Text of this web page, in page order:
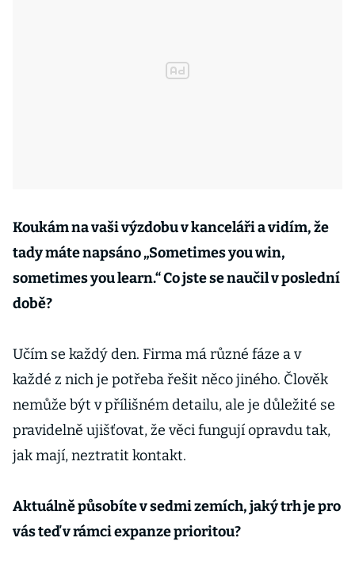
Koukám na vaši výzdobu v kanceláři a vidím, že
tady máte napsáno „Sometimes you win,
sometimes you learn.“ Co jste se naučil v poslední
době?
Učím se každý den. Firma má různé fáze a v
každé z nich je potřeba řešit něco jiného. Člověk
nemůže být v přílišném detailu, ale je důležité se
pravidelně ujišťovat, že věci fungují opravdu tak,
jak mají, neztratit kontakt.
Aktuálně působíte v sedmi zemích, jaký trh je pro
vás teď v rámci expanze prioritou?